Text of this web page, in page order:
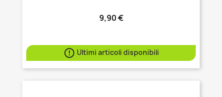
9,90 €
 Ultimi articoli disponibili